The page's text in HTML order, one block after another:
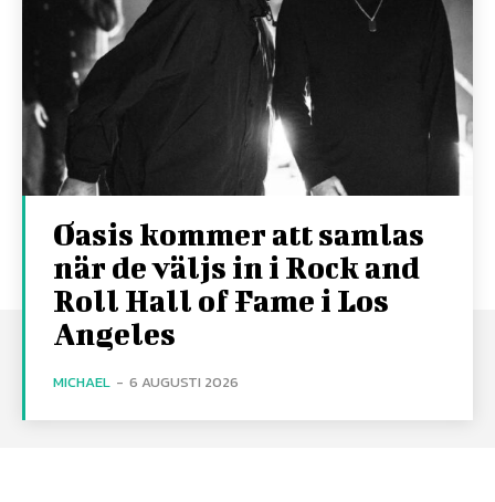
Oasis kommer att samlas
när de väljs in i Rock and
Roll Hall of Fame i Los
Angeles
MICHAEL - 6 AUGUSTI 2026